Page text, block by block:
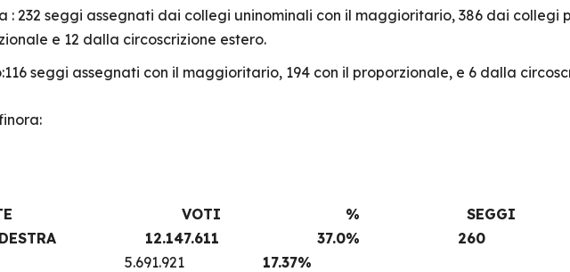
: 232 seggi assegnati dai collegi uninominali con il maggioritario, 386 dai collegi
e 12 dalla circoscrizione estero.
seggi assegnati con il maggioritario, 194 con il proporzionale, e 6 dalla
VOTI % SEGGI
DESTRA 12.147.611 37.0% 260
5.691.921 17.37%